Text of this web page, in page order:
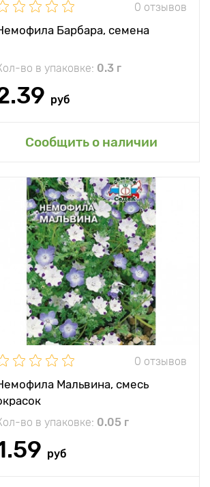
0 отзывов
Барбара, семена
во в упаковке: 0.3 г
руб
Сообщить о наличии
0 отзывов
Мальвина, смесь
во в упаковке: 0.05 г
руб